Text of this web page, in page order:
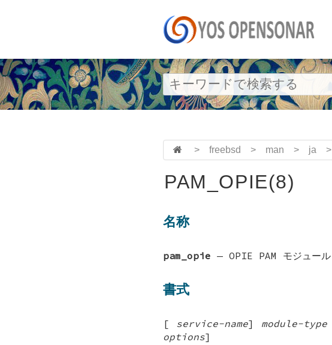
> freebsd > man > ja >
PAM_OPIE(8)
名称
pam_opie — OPIE PAM モジュール
書式
[ service-name] module-type
options]